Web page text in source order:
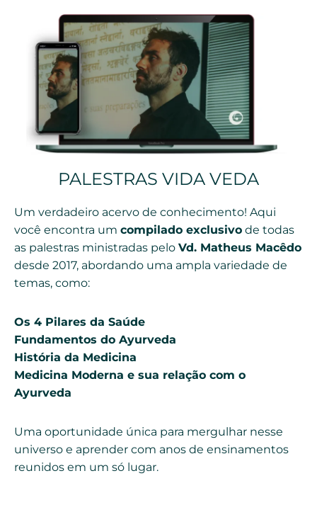
PALESTRAS VIDA VEDA
Um verdadeiro acervo de conhecimento! Aqui
você encontra um compilado exclusivo de todas
as palestras ministradas pelo Vd. Matheus Macêdo
desde 2017, abordando uma ampla variedade de
temas, como:
Os 4 Pilares da Saúde
Fundamentos do Ayurveda
História da Medicina
Medicina Moderna e sua relação com o
Ayurveda
Uma oportunidade única para mergulhar nesse
universo e aprender com anos de ensinamentos
reunidos em um só lugar.